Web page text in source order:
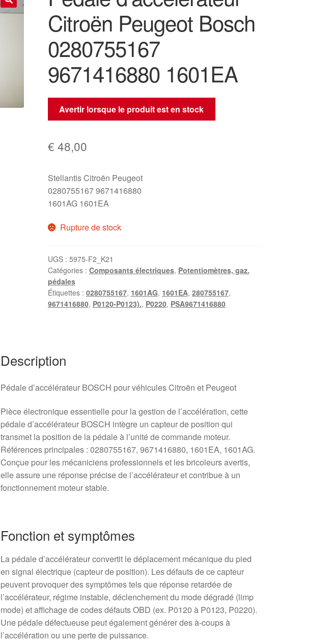
🔍
Citroën Peugeot Bosch
0280755167
9671416880 1601EA
Avertir lorsque le produit est en stock
€ 48,00
Stellantis Citroën Peugeot
0280755167 9671416880
1601AG 1601EA
Rupture de stock
UGS : 5975-F2_K21
Catégories : Composants électriques, Potentiomètres, gaz.
pédales
Étiquettes : 0280755167, 1601AG, 1601EA, 280755167,
9671416880, P0120-P0123)., P0220, PSA9671416880
Description
Pédale d’accélérateur BOSCH pour véhicules Citroën et Peugeot
Pièce électronique essentielle pour la gestion de l’accélération, cette
pédale d’accélérateur BOSCH intègre un capteur de position qui
transmet la position de la pédale à l’unité de commande moteur.
Références principales : 0280755167, 9671416880, 1601EA, 1601AG.
Conçue pour les mécaniciens professionnels et les bricoleurs avertis,
elle assure une réponse précise de l’accélérateur et contribue à un
fonctionnement moteur stable.
Fonction et symptômes
La pédale d’accélérateur convertit le déplacement mécanique du pied
en signal électrique (capteur de position). Les défauts de ce capteur
peuvent provoquer des symptômes tels que réponse retardée de
l’accélérateur, régime instable, déclenchement du mode dégradé (limp
mode) et affichage de codes défauts OBD (ex. P0120 à P0123, P0220).
Une pédale défectueuse peut également générer des à-coups à
l’accélération ou une perte de puissance.